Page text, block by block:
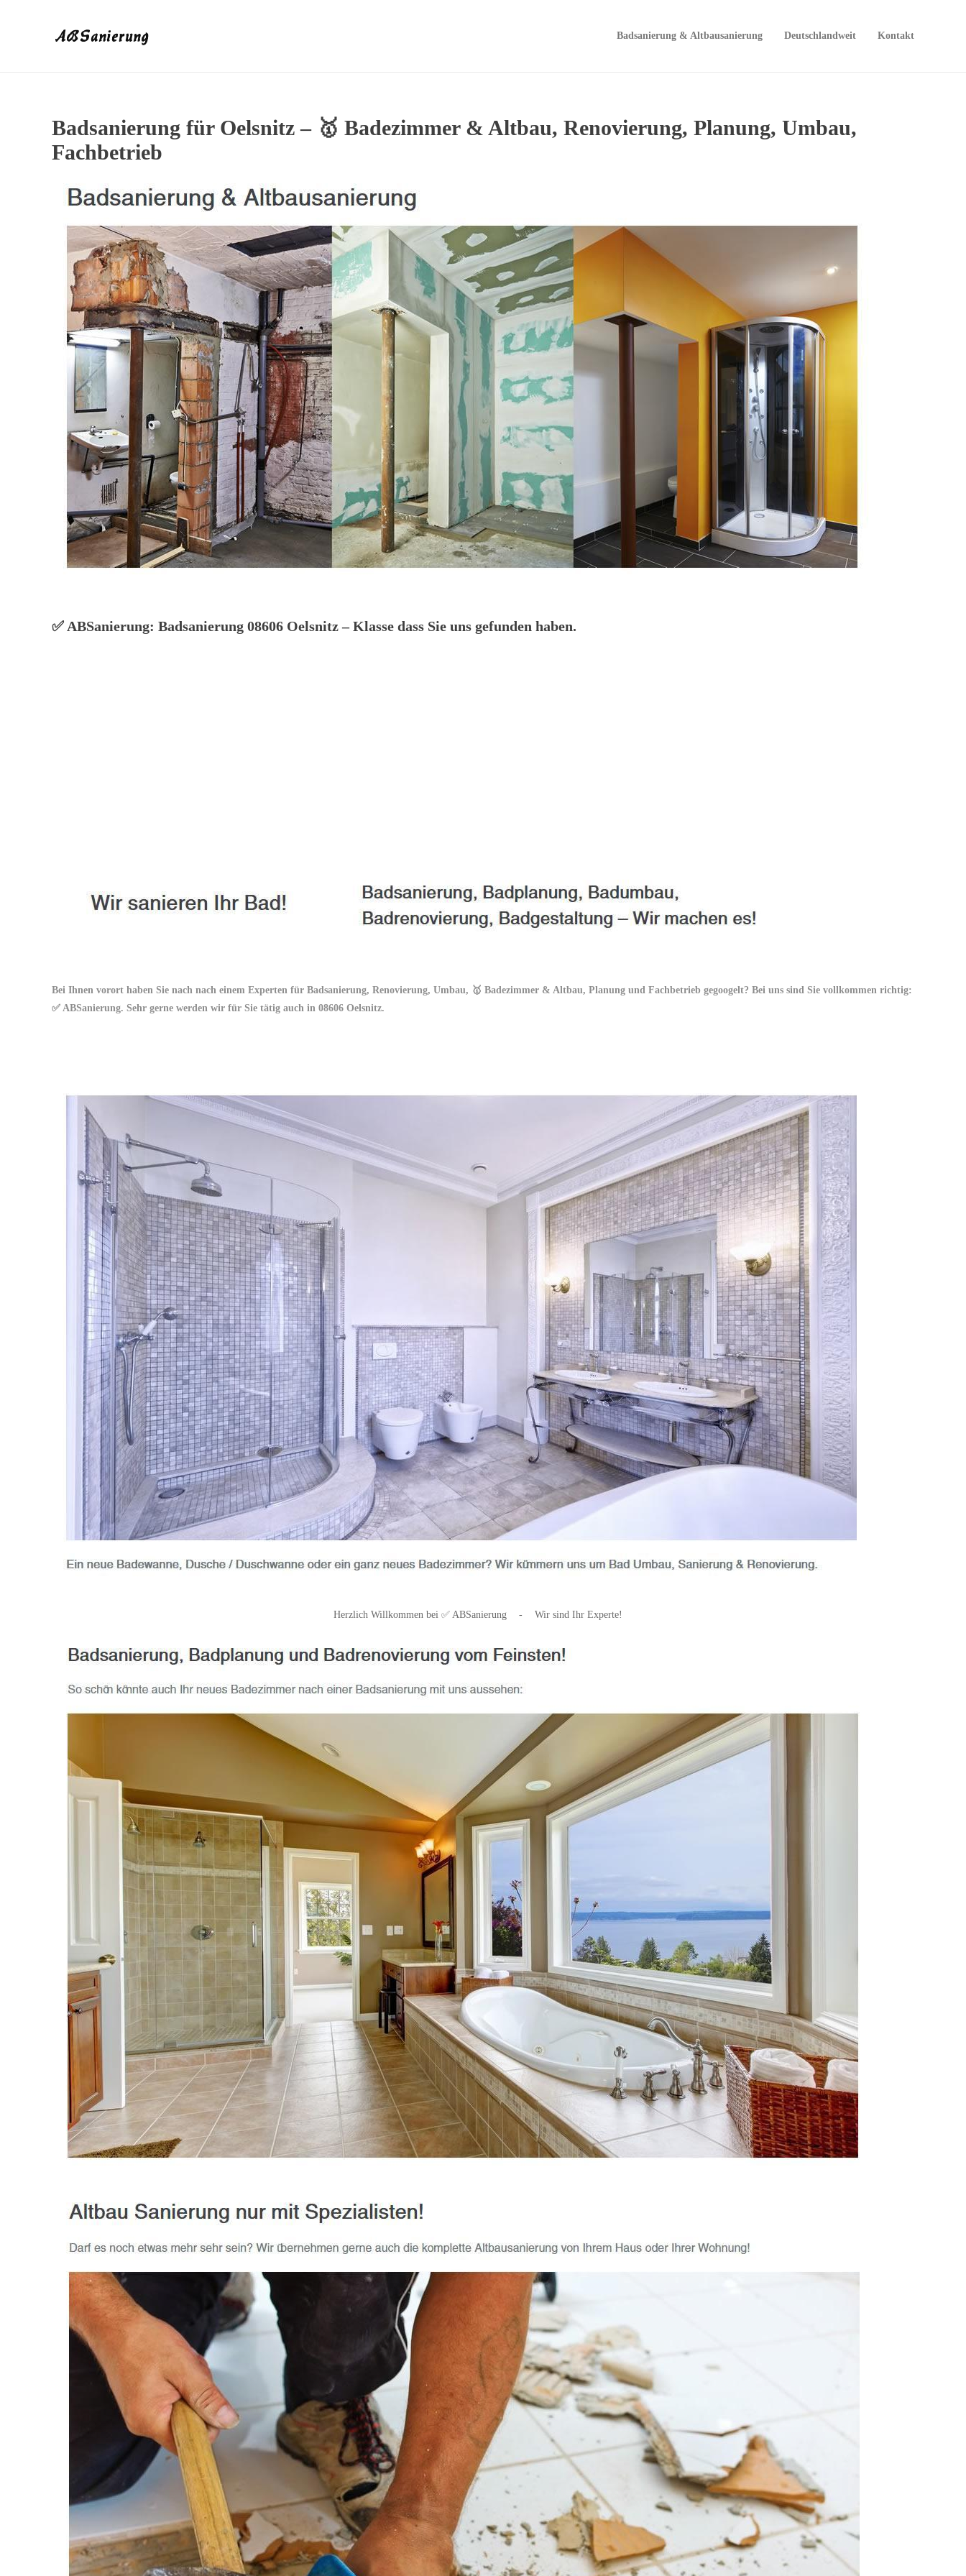
Badsanierung & Altbausanierung Deutschlandweit Kontakt
Badsanierung für Oelsnitz – 🥇 Badezimmer & Altbau, Renovierung, Planung, Umbau,
Fachbetrieb
✅ ABSanierung: Badsanierung 08606 Oelsnitz – Klasse dass Sie uns gefunden haben.
Bei Ihnen vorort haben Sie nach nach einem Experten für Badsanierung, Renovierung, Umbau, 🥇 Badezimmer & Altbau, Planung und Fachbetrieb gegoogelt? Bei uns sind Sie vollkommen richtig:
✅ ABSanierung. Sehr gerne werden wir für Sie tätig auch in 08606 Oelsnitz.
Herzlich Willkommen bei ✅ ABSanierung - Wir sind Ihr Experte!